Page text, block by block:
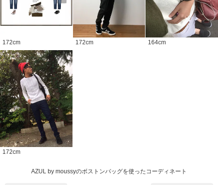
172cm 172cm 164cm
172cm
AZUL by moussyのボストンバッグを使ったコーディネート